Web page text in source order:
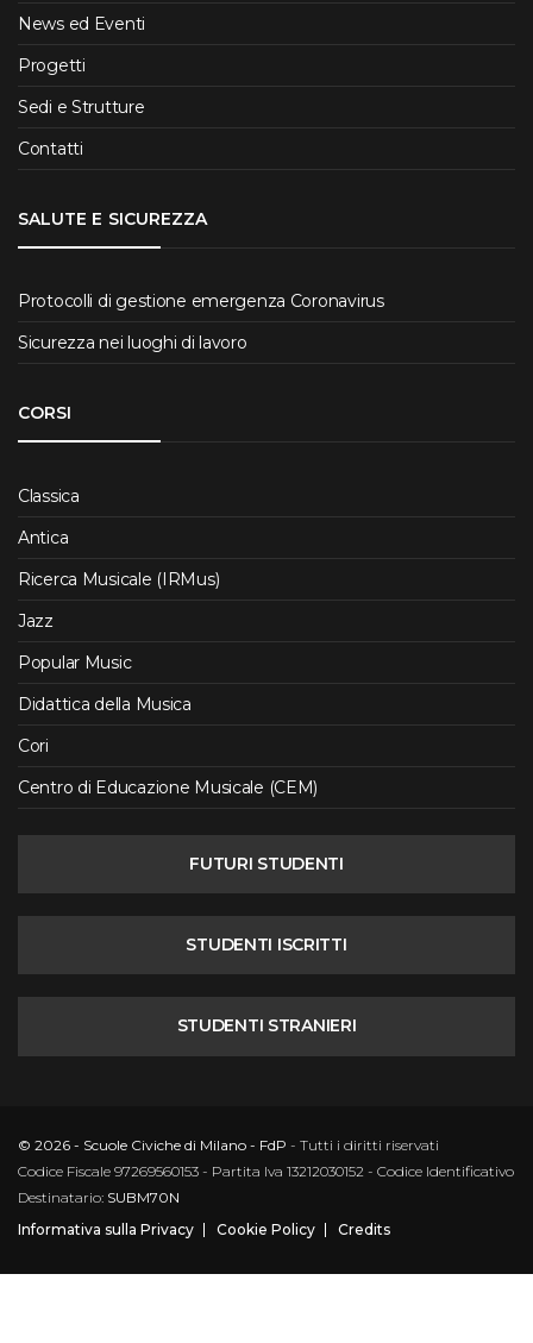
News ed Eventi
Progetti
Sedi e Strutture
Contatti
SALUTE E SICUREZZA
Protocolli di gestione emergenza Coronavirus
Sicurezza nei luoghi di lavoro
CORSI
Classica
Antica
Ricerca Musicale (IRMus)
Jazz
Popular Music
Didattica della Musica
Cori
Centro di Educazione Musicale (CEM)
FUTURI STUDENTI
STUDENTI ISCRITTI
STUDENTI STRANIERI
© 2026 - Scuole Civiche di Milano - FdP - Tutti i diritti riservati
Codice Fiscale 97269560153 - Partita Iva 13212030152 - Codice Identificativo
Destinatario: SUBM70N
Informativa sulla Privacy
Cookie Policy Credits